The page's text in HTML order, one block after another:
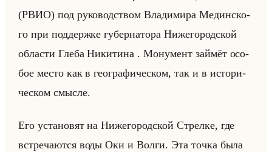
(РВИО) под ру­ко­вод­ством Вла­ди­ми­ра Медин­ско­
го при под­держ­ке гу­бер­на­то­ра Ни­же­го­род­ской
об­ла­сти Глеба Ни­ки­ти­на . Мо­ну­мент займёт осо­
бое место как в гео­гра­фи­че­ском, так и в ис­то­ри­
че­ском смыс­ле.
Его уста­но­вят на Ни­же­го­род­ской Стрел­ке, где
встре­ча­ют­ся воды Оки и Волги. Эта точка была